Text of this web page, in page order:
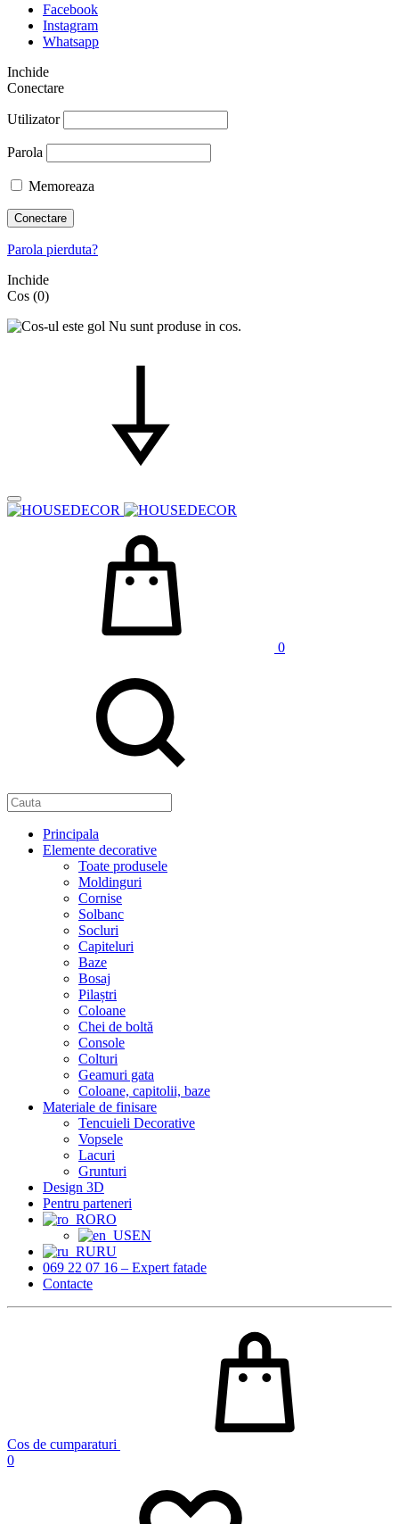
Facebook
Instagram
Whatsapp
Inchide
Conectare
Utilizator
Parola
Memoreaza
Conectare
Parola pierduta?
Inchide
Cos (0)
Nu sunt produse in cos.
0
Principala
Elemente decorative
Toate produsele
Moldinguri
Cornise
Solbanc
Socluri
Capiteluri
Baze
Bosaj
Pilaștri
Coloane
Chei de boltă
Console
Colturi
Geamuri gata
Coloane, capitolii, baze
Materiale de finisare
Tencuieli Decorative
Vopsele
Lacuri
Grunturi
Design 3D
Pentru parteneri
RO
EN
RU
069 22 07 16 – Expert fatade
Contacte
Cos de cumparaturi
0